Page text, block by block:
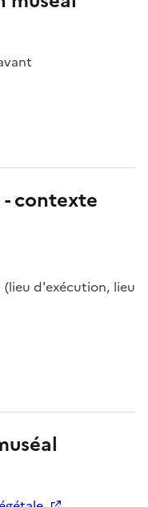
contexte
d'exécution, lieu